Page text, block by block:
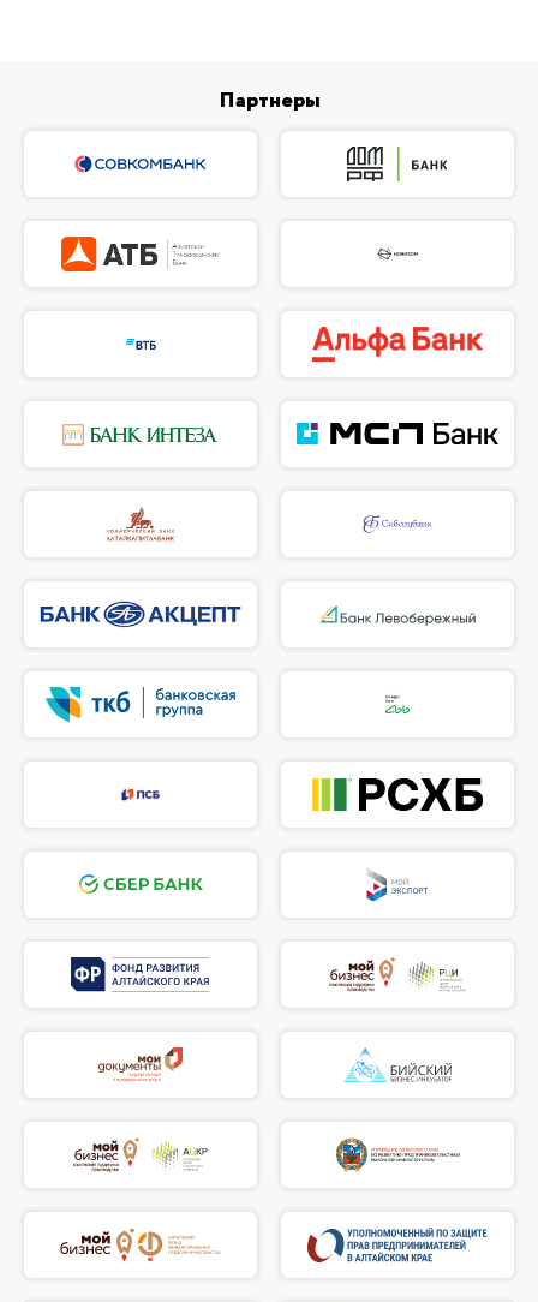
Партнеры